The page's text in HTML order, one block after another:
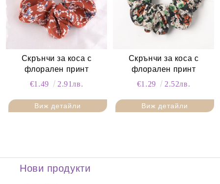
Скрънчи за коса с
флорален принт
€1.49
2.91лв.
Виж детайли
Скрънчи за коса с
флорален принт
€1.29
2.52лв.
Виж детайли
Нови продукти